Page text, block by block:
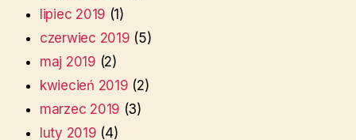
lipiec 2019 (1)
czerwiec 2019 (5)
maj 2019 (2)
kwiecień 2019 (2)
marzec 2019 (3)
luty 2019 (4)